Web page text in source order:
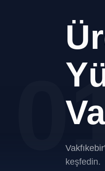
keşfedin.